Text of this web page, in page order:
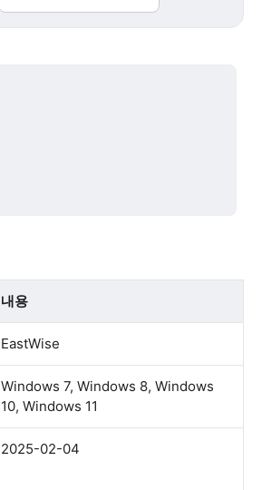
내용
EastWise
Windows 7, Windows 8, Windows
10, Windows 11
2025-02-04